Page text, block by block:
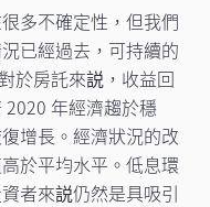
多不確定性，但我們
已經過去，可持續的
於房託來説，收益回
年經濟趨於穩
增長。經濟狀況的改
於平均水平。低息環
者來説仍然是具吸引